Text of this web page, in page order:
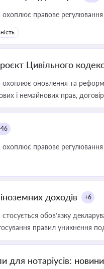
охоплює правове регулювання
Цивільного
охоплює оновлення та
і немайнових прав,
правове регулювання
доходів +6
стосується обов’язку
правил уникнення
для нотаріусів: